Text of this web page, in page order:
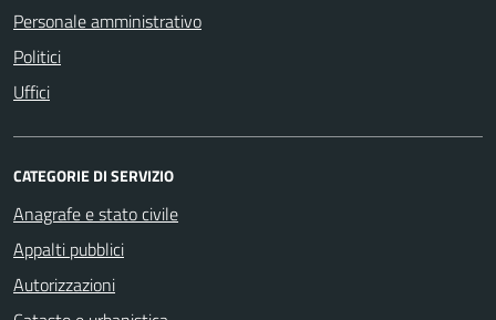
Personale amministrativo
Politici
Uffici
CATEGORIE DI SERVIZIO
Anagrafe e stato civile
Appalti pubblici
Autorizzazioni